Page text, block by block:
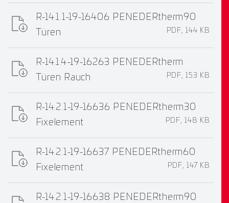
R-14.1.1-19-16406 PENEDERtherm90
Türen
PDF, 144 KB
R-14.1.4-19-16263 PENEDERtherm
Türen Rauch
PDF, 153 KB
R-14.2.1-19-16636 PENEDERtherm30
Fixelement
PDF, 148 KB
R-14.2.1-19-16637 PENEDERtherm60
Fixelement
PDF, 147 KB
R-14.2.1-19-16638 PENEDERtherm90